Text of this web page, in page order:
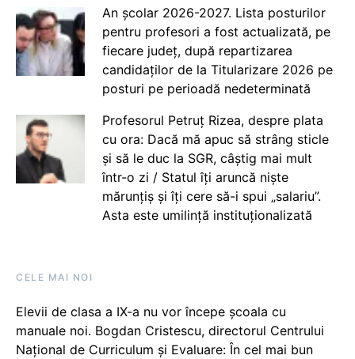
An școlar 2026-2027. Lista posturilor
pentru profesori a fost actualizată, pe
fiecare județ, după repartizarea
candidaților de la Titularizare 2026 pe
posturi pe perioadă nedeterminată
Profesorul Petruț Rizea, despre plata
cu ora: Dacă mă apuc să strâng sticle
și să le duc la SGR, câștig mai mult
într-o zi / Statul îți aruncă niște
mărunțiș și îți cere să-i spui „salariu”.
Asta este umilință instituționalizată
CELE MAI NOI
Elevii de clasa a IX-a nu vor începe școala cu
manuale noi. Bogdan Cristescu, directorul Centrului
Național de Curriculum și Evaluare: În cel mai bun